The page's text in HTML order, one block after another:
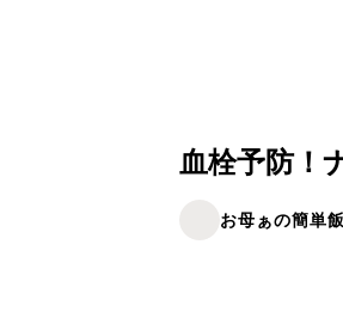
血栓予防！
お母ぁの簡単飯